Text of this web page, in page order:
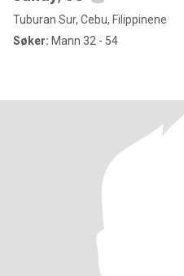
Tuburan Sur, Cebu, Filippinene
Søker: Mann 32 - 54